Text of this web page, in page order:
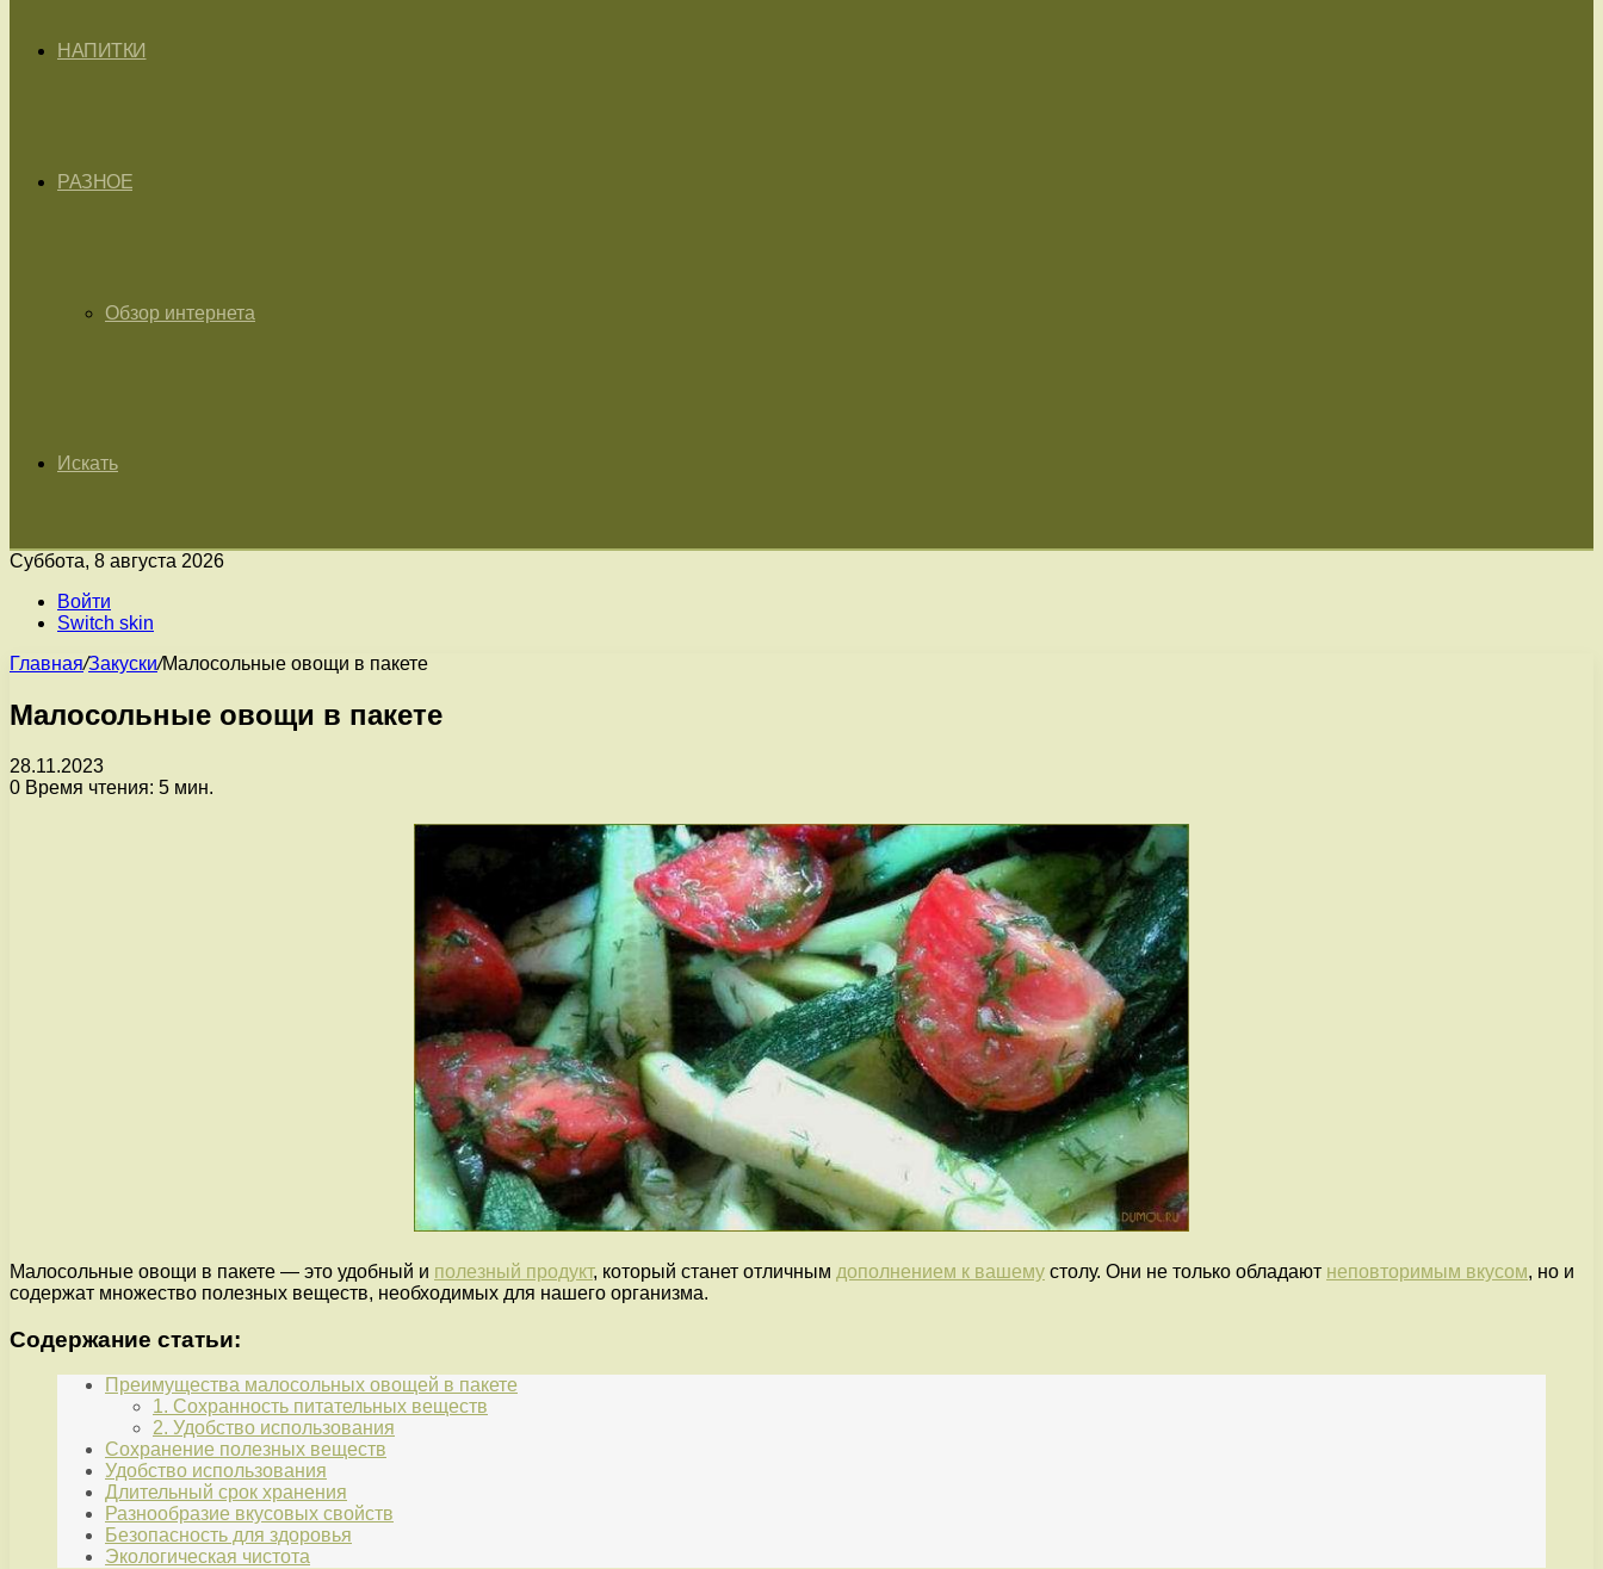
НАПИТКИ
РАЗНОЕ
Обзор интернета
Искать
Суббота, 8 августа 2026
Войти
Switch skin
Главная/Закуски/Малосольные овощи в пакете
Малосольные овощи в пакете
28.11.2023
0 Время чтения: 5 мин.
Малосольные овощи в пакете — это удобный и полезный продукт, который станет отличным дополнением к вашему столу. Они не только обладают неповторимым вкусом, но и
содержат множество полезных веществ, необходимых для нашего организма.
Содержание статьи:
Преимущества малосольных овощей в пакете
1. Сохранность питательных веществ
2. Удобство использования
Сохранение полезных веществ
Удобство использования
Длительный срок хранения
Разнообразие вкусовых свойств
Безопасность для здоровья
Экологическая чистота